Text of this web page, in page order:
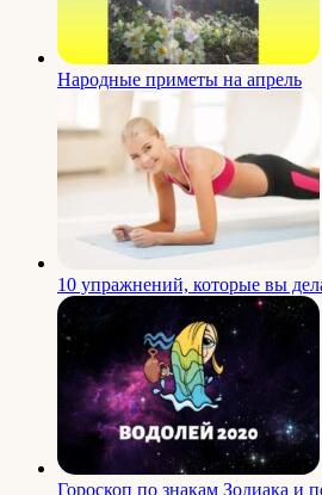
Народные приметы на апрель
10 упражнений, которые вы
Гороскоп по знакам Зодиака и